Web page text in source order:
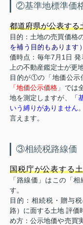
②基準地標準価
都道府県が公表する
目的：土地の売買価格
を補う目的もあります）
価時点：毎年7月1日
上の不動産鑑定士が更
目的が①の「地価公示
「地価公示価格」 では
地を測定しますが、
「
いう縛りがありません
言えます。
③相続税路線価
国税庁が公表する
「路線価」はこの「
す。
目的：相続税・贈与
路）に面する土地 評価
め方：公示地価や売買